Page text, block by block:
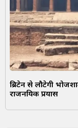
ब्रिटेन से लौटेगी
राजनयिक प्रयास